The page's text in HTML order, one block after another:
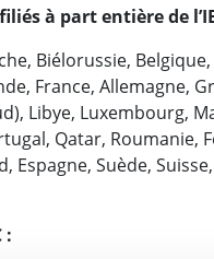
à part entière de
Biélorussie,
France, Allemagne,
Libye, Luxembourg,
Qatar, Roumanie,
Espagne, Suède,
: